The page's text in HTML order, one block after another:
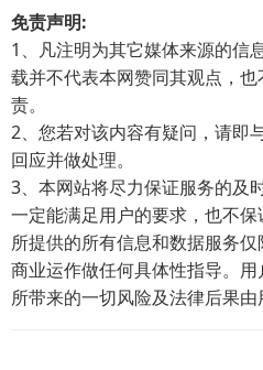
免责声明:
1、凡注明为其它媒体来源的信
载并不代表本网赞同其观点，
责。
2、您若对该内容有疑问，请即
回应并做处理。
3、本网站将尽力保证服务的及
一定能满足用户的要求，也不
所提供的所有信息和数据服务
商业运作做任何具体性指导。
所带来的一切风险及法律后果由